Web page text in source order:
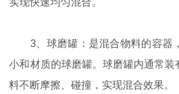
3、球磨罐：是混合物料的容器
小和材质的球磨罐。球磨罐内通常
料不断摩擦、碰撞，实现混合效果。